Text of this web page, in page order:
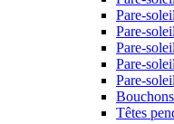
Pare-
Pare-
Pare-
Pare-
Pare-
Têtes